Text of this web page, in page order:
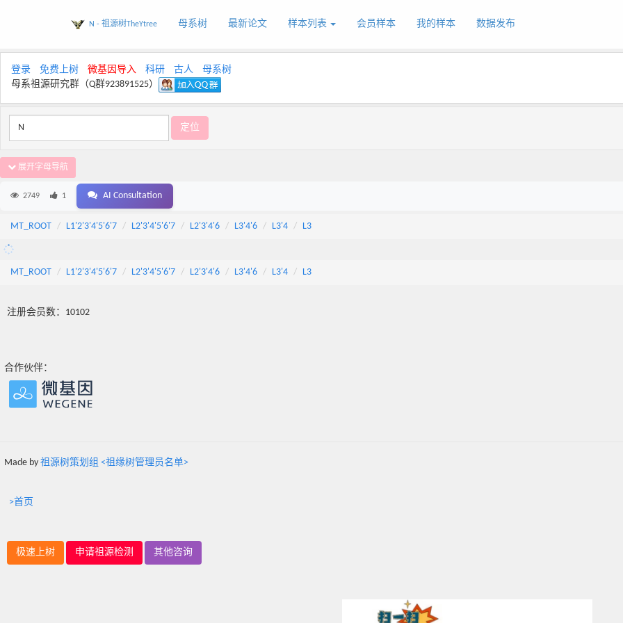
N - 祖源树TheYtree 母系树 最新论文 样本列表 会员样本 我的样本 数据发布
登录 免费上树 微基因导入 科研 古人
母系树
母系祖源研究群（Q群923891525）
展开字母导航
2749 1 AI Consultation
MT_ROOT L1'2'3'4'5'6'7 L2'3'4'5'6'7 L2'3'4'6 L3'4'6 L3'4 L3
MT_ROOT L1'2'3'4'5'6'7 L2'3'4'5'6'7 L2'3'4'6 L3'4'6 L3'4 L3
注册会员数：10102
合作伙伴：
Made by 祖源树策划组 <祖缘树管理员名单>
>首页
极速上树 申请祖源检测 其他咨询